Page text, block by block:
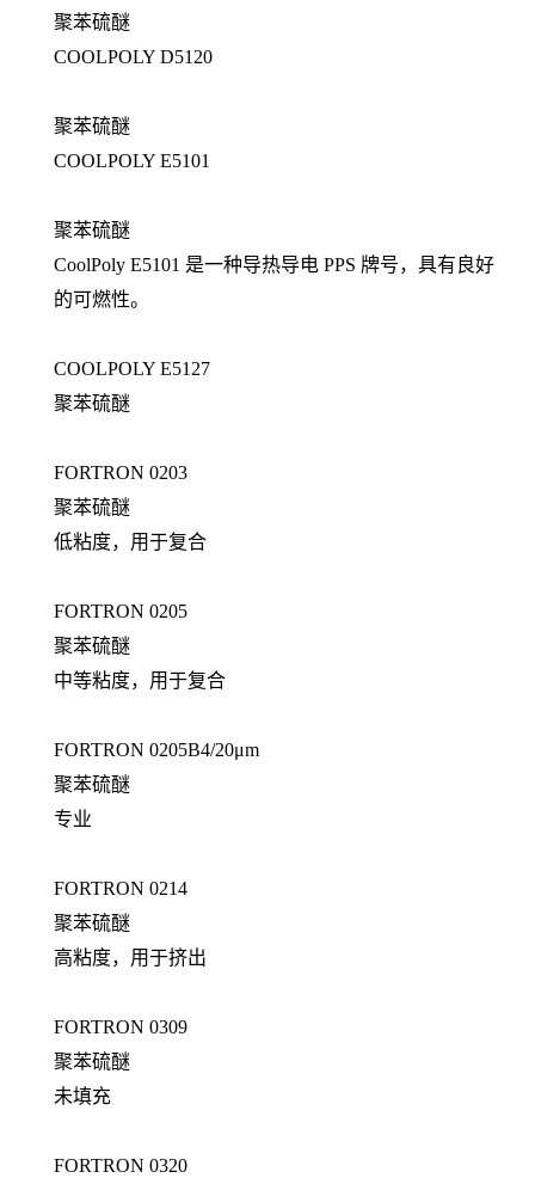
聚苯硫醚
COOLPOLY D5120
聚苯硫醚
COOLPOLY E5101
聚苯硫醚
CoolPoly E5101 是一种导热导电 PPS 牌号，具有良好
的可燃性。
COOLPOLY E5127
聚苯硫醚
FORTRON 0203
聚苯硫醚
低粘度，用于复合
FORTRON 0205
聚苯硫醚
中等粘度，用于复合
FORTRON 0205B4/20μm
聚苯硫醚
专业
FORTRON 0214
聚苯硫醚
高粘度，用于挤出
FORTRON 0309
聚苯硫醚
未填充
FORTRON 0320